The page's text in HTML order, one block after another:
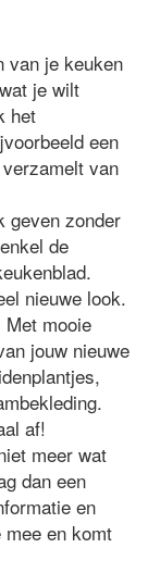
van je keuken
je wilt
het
een
van
geven zonder
de
nieuwe look.
mooie
jouw nieuwe
af!
meer wat
dan een
en
en komt